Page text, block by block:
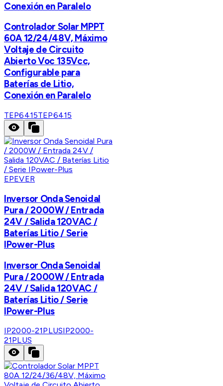
Conexión en Paralelo
Controlador Solar MPPT
60A 12/24/48V, Máximo
Voltaje de Circuito
Abierto Voc 135Vcc,
Configurable para
Baterías de Litio,
Conexión en Paralelo
TEP6415TEP6415
EPEVER
Inversor Onda Senoidal
Pura / 2000W / Entrada
24V / Salida 120VAC /
Baterías Litio / Serie
IPower-Plus
Inversor Onda Senoidal
Pura / 2000W / Entrada
24V / Salida 120VAC /
Baterías Litio / Serie
IPower-Plus
IP2000-21PLUSIP2000-
21PLUS